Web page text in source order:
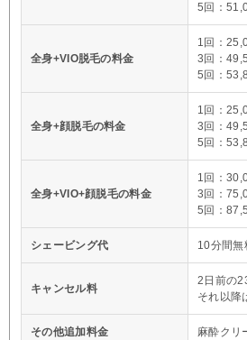
5回：
全身+VIO脱毛の料金
1回：
3回：
5回：
全身+顔脱毛の料金
1回：
3回：
5回：
全身+VIO+顔脱毛の料金
1回：
3回：
5回：
シェービング代 10分間無
キャンセル料
2日前の
それ以降
その他追加料金 麻酔クリ